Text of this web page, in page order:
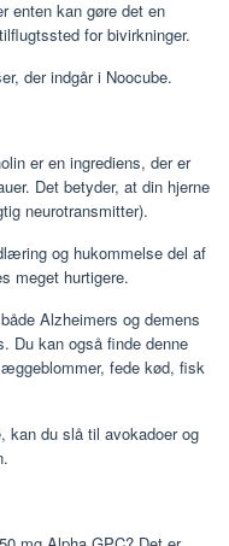
enten kan gøre det en
for bivirkninger.
der indgår i Noocube.
er en ingrediens, der er
Det betyder, at din hjerne
neurotransmitter).
og hukommelse del af
meget hurtigere.
Alzheimers og demens
Du kan også finde denne
fede kød, fisk
kan du slå til avokadoer og